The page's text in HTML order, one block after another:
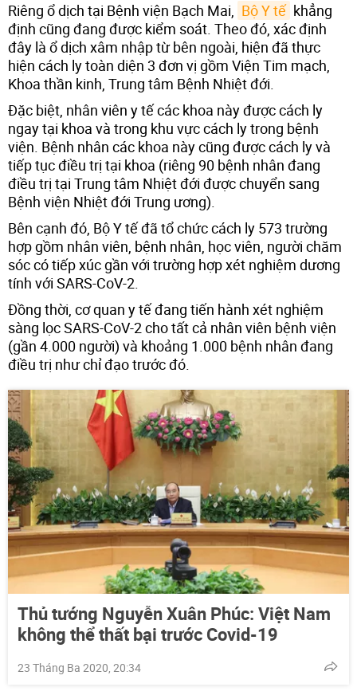
Riêng ổ dịch tại Bệnh viện Bạch Mai, Bộ Y tế khẳng
định cũng đang được kiểm soát. Theo đó, xác định
đây là ổ dịch xâm nhập từ bên ngoài, hiện đã thực
hiện cách ly toàn diện 3 đơn vị gồm Viện Tim mạch,
Khoa thần kinh, Trung tâm Bệnh Nhiệt đới.
Đặc biệt, nhân viên y tế các khoa này được cách ly
ngay tại khoa và trong khu vực cách ly trong bệnh
viện. Bệnh nhân các khoa này cũng được cách ly và
tiếp tục điều trị tại khoa (riêng 90 bệnh nhân đang
điều trị tại Trung tâm Nhiệt đới được chuyển sang
Bệnh viện Nhiệt đới Trung ương).
Bên cạnh đó, Bộ Y tế đã tổ chức cách ly 573 trường
hợp gồm nhân viên, bệnh nhân, học viên, người chăm
sóc có tiếp xúc gần với trường hợp xét nghiệm dương
tính với SARS-CoV-2.
Đồng thời, cơ quan y tế đang tiến hành xét nghiệm
sàng lọc SARS-CoV-2 cho tất cả nhân viên bệnh viện
(gần 4.000 người) và khoảng 1.000 bệnh nhân đang
điều trị như chỉ đạo trước đó.
Thủ tướng Nguyễn Xuân Phúc: Việt Nam
không thể thất bại trước Covid-19
23 Tháng Ba 2020, 20:34